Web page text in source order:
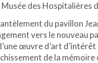
des Hospitalières
du pavillon
vers le nouveau
œuvre d’art
de la